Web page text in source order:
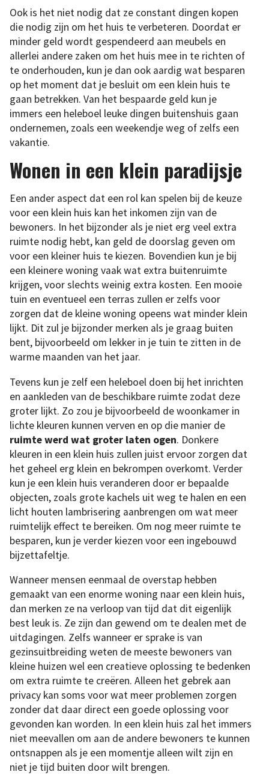
Ook is het niet nodig dat ze constant dingen kopen
die nodig zijn om het huis te verbeteren. Doordat er
minder geld wordt gespendeerd aan meubels en
allerlei andere zaken om het huis mee in te richten of
te onderhouden, kun je dan ook aardig wat besparen
op het moment dat je besluit om een klein huis te
gaan betrekken. Van het bespaarde geld kun je
immers een heleboel leuke dingen buitenshuis gaan
ondernemen, zoals een weekendje weg of zelfs een
vakantie.
Wonen in een klein paradijsje
Een ander aspect dat een rol kan spelen bij de keuze
voor een klein huis kan het inkomen zijn van de
bewoners. In het bijzonder als je niet erg veel extra
ruimte nodig hebt, kan geld de doorslag geven om
voor een kleiner huis te kiezen. Bovendien kun je bij
een kleinere woning vaak wat extra buitenruimte
krijgen, voor slechts weinig extra kosten. Een mooie
tuin en eventueel een terras zullen er zelfs voor
zorgen dat de kleine woning opeens wat minder klein
lijkt. Dit zul je bijzonder merken als je graag buiten
bent, bijvoorbeeld om lekker in je tuin te zitten in de
warme maanden van het jaar.
Tevens kun je zelf een heleboel doen bij het inrichten
en aankleden van de beschikbare ruimte zodat deze
groter lijkt. Zo zou je bijvoorbeeld de woonkamer in
lichte kleuren kunnen verven en op die manier de
ruimte werd wat groter laten ogen. Donkere
kleuren in een klein huis zullen juist ervoor zorgen dat
het geheel erg klein en bekrompen overkomt. Verder
kun je een klein huis veranderen door er bepaalde
objecten, zoals grote kachels uit weg te halen en een
licht houten lambrisering aanbrengen om wat meer
ruimtelijk effect te bereiken. Om nog meer ruimte te
besparen, kun je verder kiezen voor een ingebouwd
bijzettafeltje.
Wanneer mensen eenmaal de overstap hebben
gemaakt van een enorme woning naar een klein huis,
dan merken ze na verloop van tijd dat dit eigenlijk
best leuk is. Ze zijn dan gewend om te dealen met de
uitdagingen. Zelfs wanneer er sprake is van
gezinsuitbreiding weten de meeste bewoners van
kleine huizen wel een creatieve oplossing te bedenken
om extra ruimte te creëren. Alleen het gebrek aan
privacy kan soms voor wat meer problemen zorgen
zonder dat daar direct een goede oplossing voor
gevonden kan worden. In een klein huis zal het immers
niet meevallen om aan de andere bewoners te kunnen
ontsnappen als je een momentje alleen wilt zijn en
niet je tijd buiten door wilt brengen.